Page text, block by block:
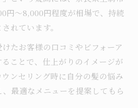
円〜8,000円程度が相場で、持続
れています。
たお客様の口コミやビフォーア
ことで、仕上がりのイメージが
ンセリング時に自分の髪の悩み
最適なメニューを提案してもら